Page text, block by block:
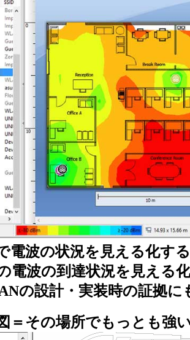
電波の状況を見える化す
電波の到達状況を見える化
の設計・実装時の証拠に
＝その場所でもっとも強